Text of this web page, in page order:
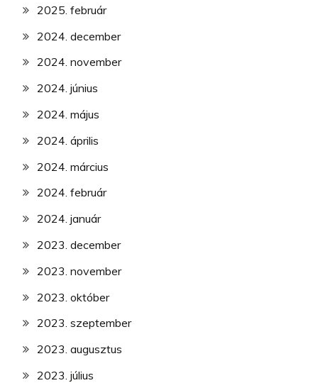
2025. február
2024. december
2024. november
2024. június
2024. május
2024. április
2024. március
2024. február
2024. január
2023. december
2023. november
2023. október
2023. szeptember
2023. augusztus
2023. július